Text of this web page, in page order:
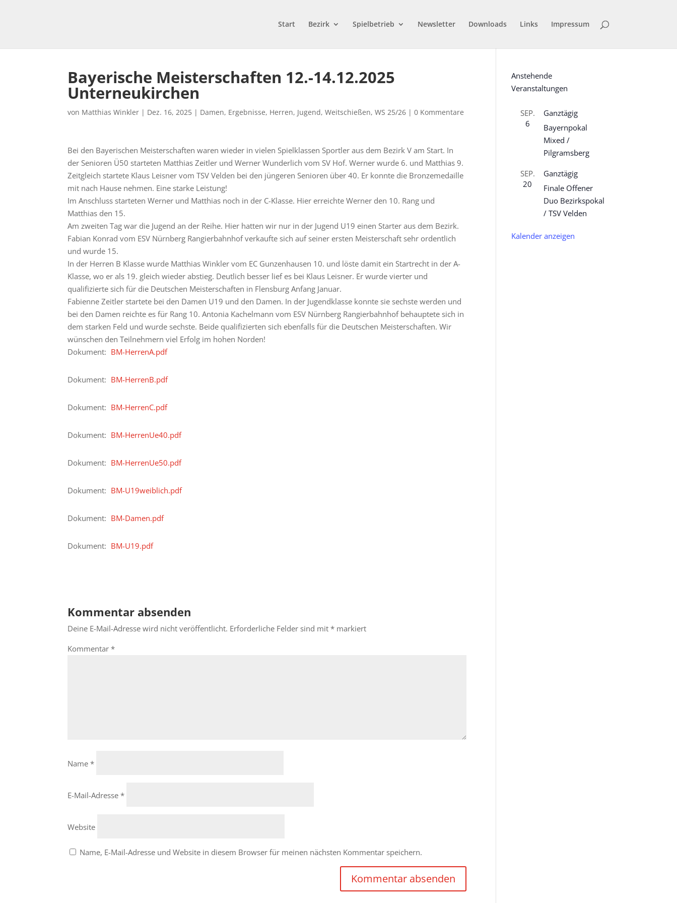
Start Bezirk Spielbetrieb Newsletter Downloads Links Impressum
Bayerische Meisterschaften 12.-14.12.2025
Unterneukirchen
von Matthias Winkler | Dez. 16, 2025 | Damen, Ergebnisse, Herren, Jugend,Weitschießen,WS 25/26 |0 Kommentare
Bei den Bayerischen Meisterschaften waren wieder in vielen Spielklassen Sportler aus dem Bezirk V am Start. In
der Senioren Ü50 starteten Matthias Zeitler und Werner Wunderlich vom SV Hof. Werner wurde 6. und Matthias 9.
Zeitgleich startete Klaus Leisner vom TSV Velden bei den jüngeren Senioren über 40. Er konnte die Bronzemedaille
mit nach Hause nehmen. Eine starke Leistung!
Im Anschluss starteten Werner und Matthias noch in der C-Klasse. Hier erreichte Werner den 10. Rang und
Matthias den 15.
Am zweiten Tag war die Jugend an der Reihe. Hier hatten wir nur in der Jugend U19 einen Starter aus dem Bezirk.
Fabian Konrad vom ESV Nürnberg Rangierbahnhof verkaufte sich auf seiner ersten Meisterschaft sehr ordentlich
und wurde 15.
In der Herren B Klasse wurde Matthias Winkler vom EC Gunzenhausen 10. und löste damit ein Startrecht in der A-
Klasse, wo er als 19. gleich wieder abstieg. Deutlich besser lief es bei Klaus Leisner. Er wurde vierter und
qualifizierte sich für die Deutschen Meisterschaften in Flensburg Anfang Januar.
Fabienne Zeitler startete bei den Damen U19 und den Damen. In der Jugendklasse konnte sie sechste werden und
bei den Damen reichte es für Rang 10. Antonia Kachelmann vom ESV Nürnberg Rangierbahnhof behauptete sich in
dem starken Feld und wurde sechste. Beide qualifizierten sich ebenfalls für die Deutschen Meisterschaften. Wir
wünschen den Teilnehmern viel Erfolg im hohen Norden!
Dokument: BM-HerrenA.pdf
Dokument: BM-HerrenB.pdf
Dokument: BM-HerrenC.pdf
Dokument: BM-HerrenUe40.pdf
Dokument: BM-HerrenUe50.pdf
Dokument: BM-U19weiblich.pdf
Dokument: BM-Damen.pdf
Dokument: BM-U19.pdf
Kommentar absenden
Deine E-Mail-Adresse wird nicht veröffentlicht. Erforderliche Felder sind mit* markiert
Kommentar*
Name*
E-Mail-Adresse*
Website
Name, E-Mail-Adresse und Website in diesem Browser für meinen nächsten Kommentar speichern.
Anstehende
Veranstaltungen
SEP.
6
Ganztägig
Bayernpokal
Mixed /
Pilgramsberg
SEP.
20
Ganztägig
Finale Offener
Duo Bezirkspokal
/ TSV Velden
Kalender anzeigen